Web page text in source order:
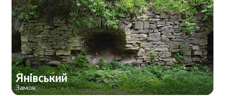
Янівський
Замок